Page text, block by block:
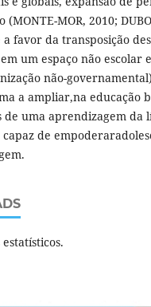
MOR, 2010;
favor da transposição
um espaço não escolar
não-
a ampliar,na educação
de uma aprendizagem da
de